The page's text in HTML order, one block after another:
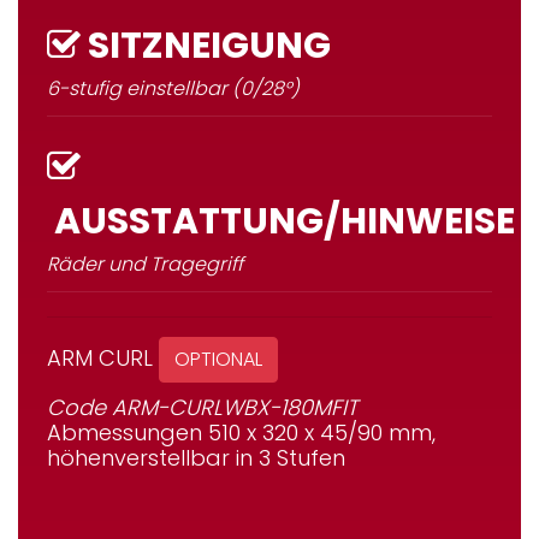
SITZNEIGUNG
6-stufig einstellbar (0/28°)
AUSSTATTUNG/HINWEISE
Räder und Tragegriff
ARM CURL OPTIONAL
Code ARM-CURLWBX-180MFIT
Abmessungen 510 x 320 x 45/90 mm,
höhenverstellbar in 3 Stufen